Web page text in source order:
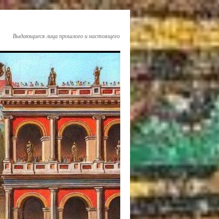
Выдающиеся лица прошлого и настоящего